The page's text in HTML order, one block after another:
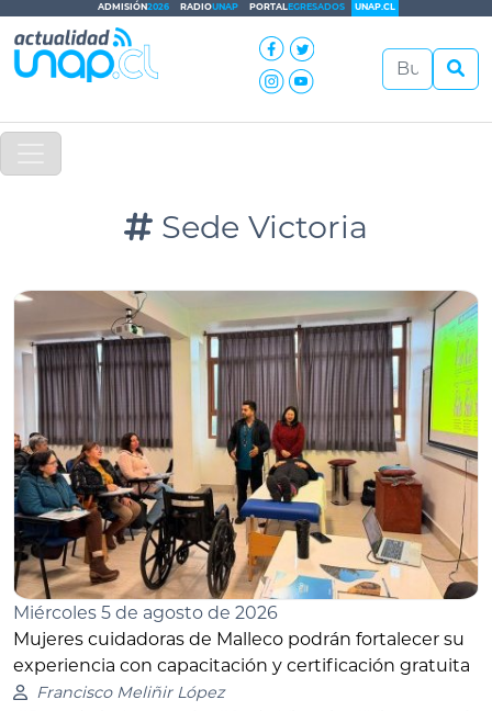
ADMISIÓN2026 RADIOUNAP PORTALEGRESADOS UNAP.CL
Sede Victoria
Miércoles 5 de agosto de 2026
Mujeres cuidadoras de Malleco podrán fortalecer su
experiencia con capacitación y certificación gratuita
Francisco Meliñir López